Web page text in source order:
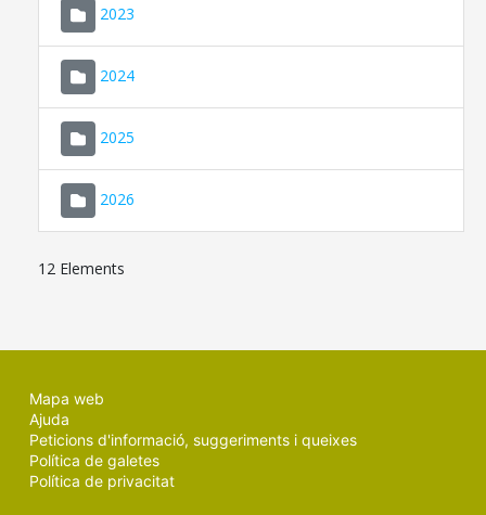
2023
2024
2025
2026
12 Elements
Mapa web
Ajuda
Peticions d'informació, suggeriments i queixes
Política de galetes
Política de privacitat